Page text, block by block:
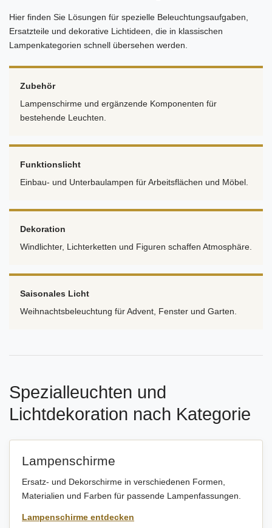
Hier finden Sie Lösungen für spezielle Beleuchtungsaufgaben,
Ersatzteile und dekorative Lichtideen, die in klassischen
Lampenkategorien schnell übersehen werden.
Zubehör
Lampenschirme und ergänzende Komponenten für
bestehende Leuchten.
Funktionslicht
Einbau- und Unterbaulampen für Arbeitsflächen und Möbel.
Dekoration
Windlichter, Lichterketten und Figuren schaffen Atmosphäre.
Saisonales Licht
Weihnachtsbeleuchtung für Advent, Fenster und Garten.
Spezialleuchten und
Lichtdekoration nach Kategorie
Lampenschirme
Ersatz- und Dekorschirme in verschiedenen Formen,
Materialien und Farben für passende Lampenfassungen.
Lampenschirme entdecken